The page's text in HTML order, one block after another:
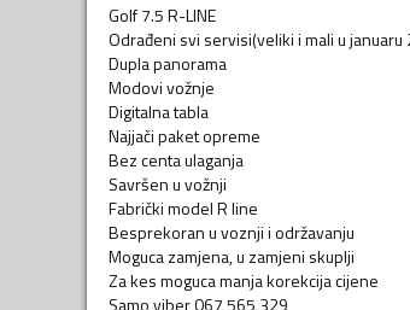
Golf 7.5 R-LINE
Odrađeni svi servisi(veliki i mali u
Dupla panorama
Modovi vožnje
Digitalna tabla
Najjači paket opreme
Bez centa ulaganja
Savršen u vožnji
Fabrički model R line
Besprekoran u voznji i održavanju
Moguca zamjena, u zamjeni skuplji
Za kes moguca manja korekcija cijene
Samo viber 067 565 329